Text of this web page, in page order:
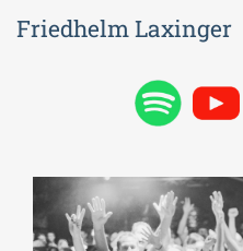
Friedhelm Laxinger